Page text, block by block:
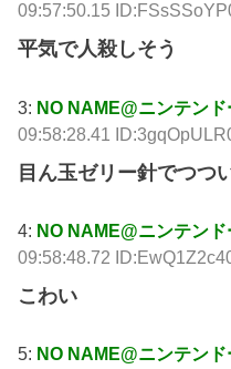
09:57:50.15
平気で人殺しそう
3: NO NAME@ニンテン
09:58:28.41
目ん玉ゼリー針でつつ
4: NO NAME@ニンテン
09:58:48.72
こわい
5: NO NAME@ニンテン